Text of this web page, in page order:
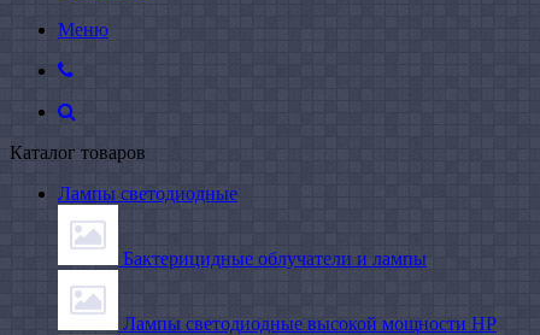
Меню
Каталог товаров
Лампы светодиодные
Бактерицидные облучатели и лампы
Лампы светодиодные высокой мощности HP